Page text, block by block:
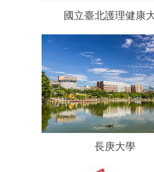
國立臺北護理健康
長庚大學